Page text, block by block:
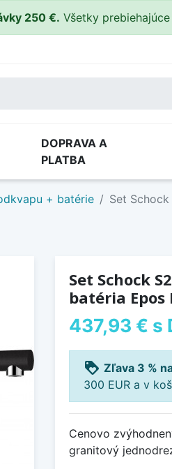
250 €. Všetky
DOPRAVA A
PLATBA
+ batérie Set
Set Schock
batéria Epos
437,93 € s
loyalty Zľava 3 %
300 EUR a v
Cenovo
granitový